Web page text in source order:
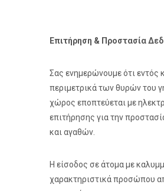
Επιτήρηση & Προστασία
Σας ενημερώνουμε ότι εντός
περιμετρικά των θυρών του
χώρος εποπτεύεται με
επιτήρησης για την
και αγαθών.
Η είσοδος σε άτομα με
χαρακτηριστικά προσώπου